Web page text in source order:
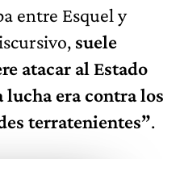
entre Esquel y
suele
atacar al Estado
era contra los
terratenientes”.